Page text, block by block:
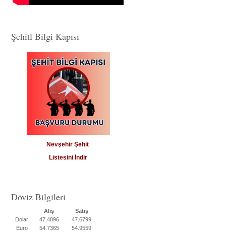
Şehitl Bilgi Kapısı
Nevşehir Şehit
Listesini İndir
Döviz Bilgileri
Alış
Satış
Dolar
47.4896
47.6799
Euro
54.7365 54.9559